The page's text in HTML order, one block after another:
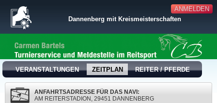
ANMELDEN
Dannenberg mit Kreismeisterschaften
VERANSTALTUNGEN ZEITPLAN REITER / PFERDE
ANFAHRTSADRESSE FÜR DAS NAVI:
AM REITERSTADION, 29451 DANNENBERG